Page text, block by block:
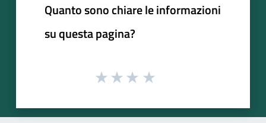
Quanto sono chiare le informazioni
su questa pagina?